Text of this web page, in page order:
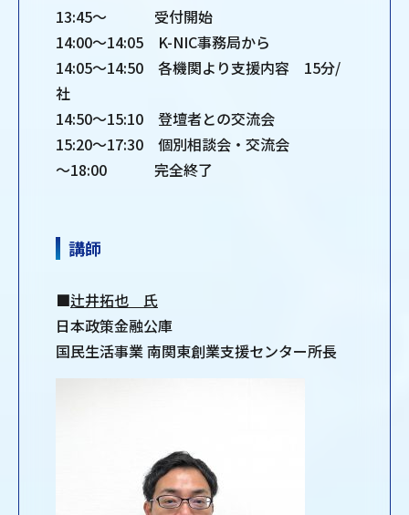
13:45～ 受付開始
14:00～14:05 K-NIC事務局から
14:05～14:50 各機関より支援内容 15分/
社
14:50～15:10 登壇者との交流会
15:20～17:30 個別相談会・交流会
～18:00 完全終了
講師
■辻井拓也 氏
日本政策金融公庫
国民生活事業 南関東創業支援センター所長